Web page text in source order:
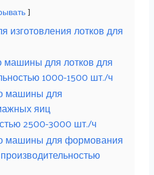
лотков для
машины для лотков для
1000-1500 шт./ч
машины для
яиц
2500-3000 шт./ч
машины для формования